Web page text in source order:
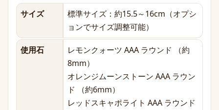
サイズ
標準サイズ：約15.5～16cm（オプシ
ョンでサイズ調整可能）
使用石
レモンクォーツ AAA ラウンド （約
8mm）
オレンジムーンストーン AAA ラウン
ド （約6mm）
レッドスキャポライト AAA ラウンド